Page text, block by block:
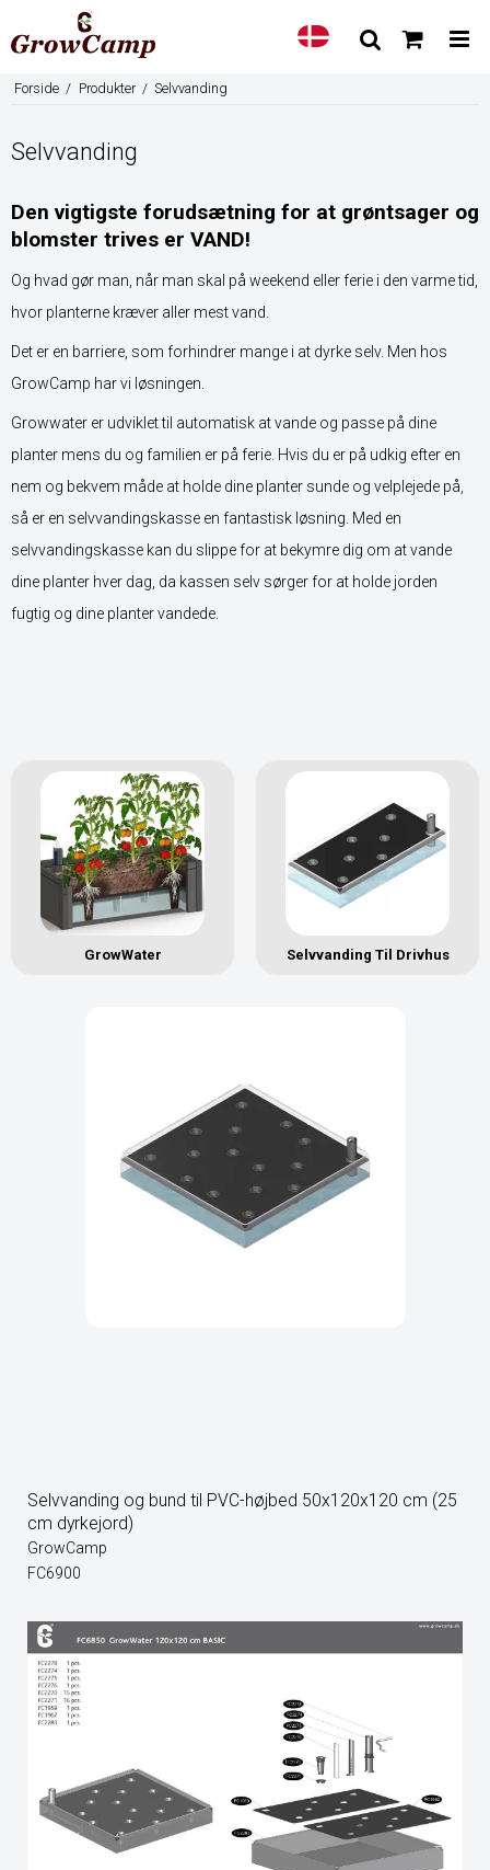
Forside / Produkter / Selvvanding
Selvvanding
Den vigtigste forudsætning for at grøntsager og
blomster trives er VAND!
Og hvad gør man, når man skal på weekend eller ferie i den varme tid,
hvor planterne kræver aller mest vand.
Det er en barriere, som forhindrer mange i at dyrke selv. Men hos
GrowCamp har vi løsningen.
Growwater er udviklet til automatisk at vande og passe på dine
planter mens du og familien er på ferie. Hvis du er på udkig efter en
nem og bekvem måde at holde dine planter sunde og velplejede på,
så er en selvvandingskasse en fantastisk løsning. Med en
selvvandingskasse kan du slippe for at bekymre dig om at vande
dine planter hver dag, da kassen selv sørger for at holde jorden
fugtig og dine planter vandede.
GrowWater Selvvanding Til Drivhus
Selvvanding og bund til PVC-højbed 50x120x120 cm (25
cm dyrkejord)
GrowCamp
FC6900